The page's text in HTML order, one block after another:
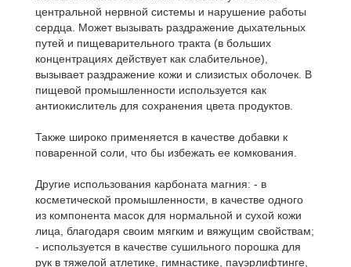
центральной нервной системы и нарушение работы
сердца. Может вызывать раздражение дыхательных
путей и пищеварительного тракта (в больших
концентрациях действует как слабительное),
вызывает раздражение кожи и слизистых оболочек. В
пищевой промышленности используется как
антиокислитель для сохранения цвета продуктов.
Также широко применяется в качестве добавки к
поваренной соли, что бы избежать ее комкования.
Другие использования карбоната магния: - в
косметической промышленности, в качестве одного
из компонента масок для нормальной и сухой кожи
лица, благодаря своим мягким и вяжущим свойствам;
- используется в качестве сушильного порошка для
рук в тяжелой атлетике, гимнастике, пауэрлифтинге,